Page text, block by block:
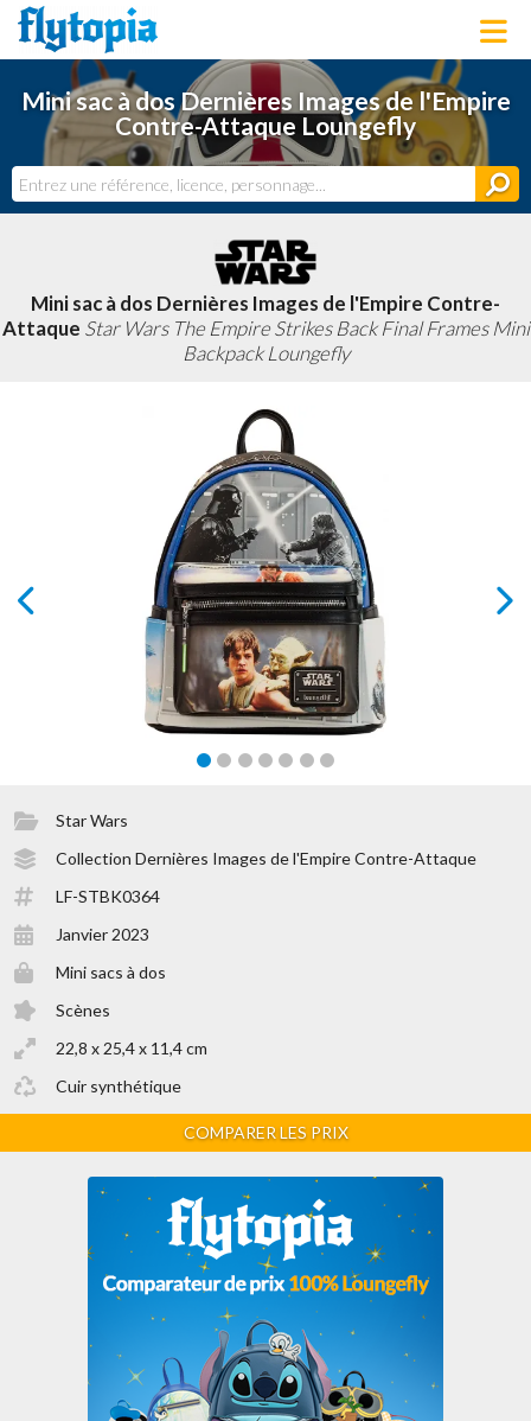
LOUNGEFLY
LICENCES
NOUVEAUTÉS
BONS PLANS
ACTUALITÉS
DERNIERS AJOUTS
Mini sac à dos Dernières Images de l'Empire
Contre-Attaque Loungefly
Mini sac à dos Dernières Images de l'Empire Contre-
Attaque Star Wars The Empire Strikes Back Final Frames Mini
Backpack Loungefly
Star Wars
Collection Dernières Images de l'Empire Contre-Attaque
LF-STBK0364
Janvier 2023
Mini sacs à dos
Scènes
22,8 x 25,4 x 11,4 cm
Cuir synthétique
COMPARER LES PRIX